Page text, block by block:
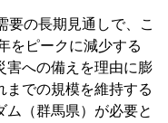
の長期見通しで、こ
をピークに減少する
害への備えを理由に膨
までの規模を維持する
（群馬県）が必要と